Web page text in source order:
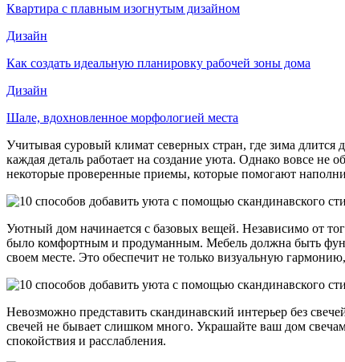
Квартира с плавным изогнутым дизайном
Дизайн
Как создать идеальную планировку рабочей зоны дома
Дизайн
Шале, вдохновленное морфологией места
Учитывая суровый климат северных стран, где зима длится
каждая деталь работает на создание уюта. Однако вовсе не
некоторые проверенные приемы, которые помогают
Уютный дом начинается с базовых вещей. Независимо от
было комфортным и продуманным. Мебель должна быть
своем месте. Это обеспечит не только визуальную
Невозможно представить скандинавский интерьер без
свечей не бывает слишком много. Украшайте ваш дом
спокойствия и расслабления.